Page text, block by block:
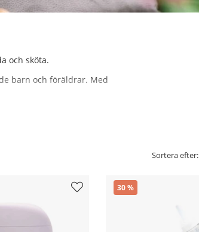
och sköta.
barn och föräldrar. Med
Sortera efter:
30